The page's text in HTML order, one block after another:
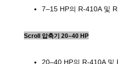
7–15 HP의 R-410A 및
Scroll 압축기 20–40 HP
20–40 HP의 R-410A 및